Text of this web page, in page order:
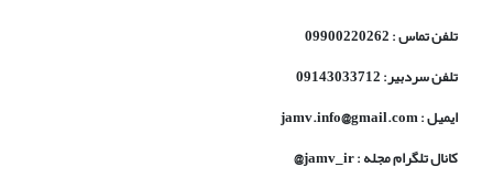
تلفن تماس : 09900220262
تلفن سردبیر: 09143033712
ایمیل : jamv.info@gmail.com
کانال تلگرام مجله : jamv_ir@